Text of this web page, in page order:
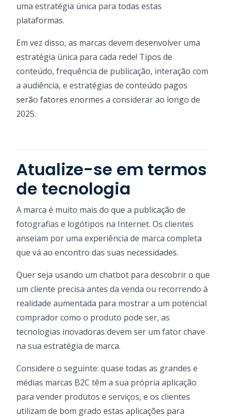
uma estratégia única para todas estas
plataformas.
Em vez disso, as marcas devem desenvolver uma
estratégia única para cada rede! Tipos de
conteúdo, frequência de publicação, interação com
a audiência, e estratégias de conteúdo pagos
serão fatores enormes a considerar ao longo de
2025.
Atualize-se em termos
de tecnologia
A marca é muito mais do que a publicação de
fotografias e logótipos na Internet. Os clientes
anseiam por uma experiência de marca completa
que vá ao encontro das suas necessidades.
Quer seja usando um chatbot para descobrir o que
um cliente precisa antes da venda ou recorrendo à
realidade aumentada para mostrar a um potencial
comprador como o produto pode ser, as
tecnologias inovadoras devem ser um fator chave
na sua estratégia de marca.
Considere o seguinte: quase todas as grandes e
médias marcas B2C têm a sua própria aplicação
para vender produtos e serviços, e os clientes
utilizam de bom grado estas aplicações para